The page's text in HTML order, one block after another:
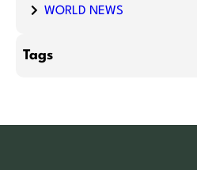
WORLD NEWS
Tags